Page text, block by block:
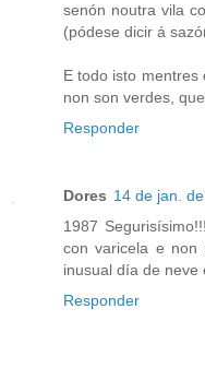
senón noutra vila
(pódese dicir á
E todo isto mentres
non son verdes,
Responder
Dores 14 de jan.
1987
con varicela e non
inusual día de neve
Responder